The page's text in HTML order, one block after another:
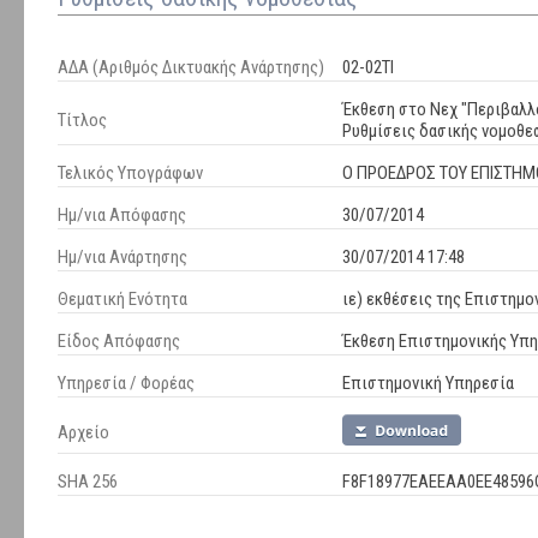
ΑΔΑ (Αριθμός Δικτυακής Ανάρτησης) 02-02ΤΙ
Τίτλος
Έκθεση στο Νεχ
Ρυθμίσεις δασικής
Τελικός Υπογράφων
Ο ΠΡΟΕΔΡΟΣ ΤΟΥ
Ημ/νια Απόφασης
30/07/2014
Ημ/νια Ανάρτησης
30/07/2014 17:48
Θεματική Ενότητα
ιε) εκθέσεις της
Είδος Απόφασης
Έκθεση Επιστημονικής
Υπηρεσία / Φορέας
Επιστημονική Υπηρεσία
Αρχείο
SHA 256